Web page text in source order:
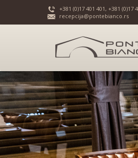
+381 (0)17 401 401, +381 (0)17
recepcija@pontebianco.rs